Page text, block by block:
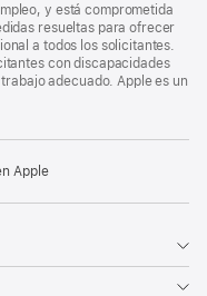
y está comprometida
resueltas para ofrecer
a todos los solicitantes.
con discapacidades
adecuado. Apple es un
Apple